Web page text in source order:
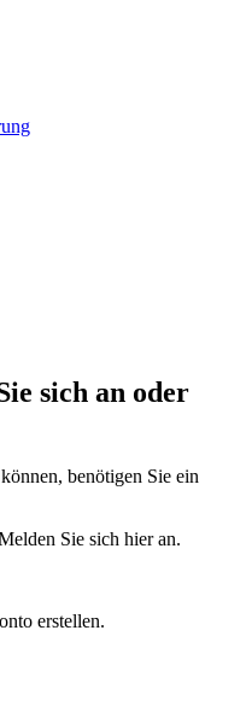
sich an oder
benötigen Sie ein
Sie sich hier an.
erstellen.